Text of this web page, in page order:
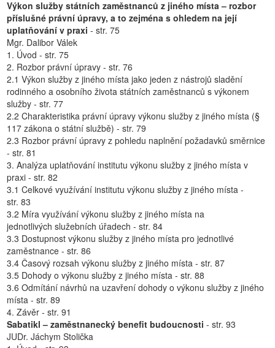
Výkon služby státních zaměstnanců z jiného místa – rozbor
příslušné právní úpravy, a to zejména s ohledem na její
uplatňování v praxi - str. 75
Mgr. Dalibor Válek
1. Úvod - str. 75
2. Rozbor právní úpravy - str. 76
2.1 Výkon služby z jiného místa jako jeden z nástrojů sladění
rodinného a osobního života státních zaměstnanců s výkonem
služby - str. 77
2.2 Charakteristika právní úpravy výkonu služby z jiného místa (§
117 zákona o státní službě) - str. 79
2.3 Rozbor právní úpravy z pohledu naplnění požadavků směrnice
- str. 81
3. Analýza uplatňování institutu výkonu služby z jiného místa v
praxi - str. 82
3.1 Celkové využívání institutu výkonu služby z jiného místa -
str. 83
3.2 Míra využívání výkonu služby z jiného místa na
jednotlivých služebních úřadech - str. 84
3.3 Dostupnost výkonu služby z jiného místa pro jednotlivé
zaměstnance - str. 86
3.4 Časový rozsah výkonu služby z jiného místa - str. 87
3.5 Dohody o výkonu služby z jiného místa - str. 88
3.6 Odmítání návrhů na uzavření dohody o výkonu služby z jiného
místa - str. 89
4. Závěr - str. 91
Sabatikl – zaměstnanecký benefit budoucnosti - str. 93
JUDr. Jáchym Stolička